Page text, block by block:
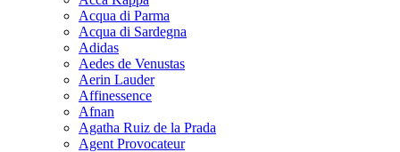
Acqua di Parma
Acqua di Sardegna
Adidas
Aedes de Venustas
Aerin Lauder
Affinessence
Afnan
Agatha Ruiz de la Prada
Agent Provocateur